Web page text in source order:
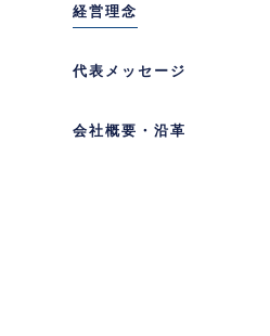
経営理念
代表メッセージ
会社概要・沿革